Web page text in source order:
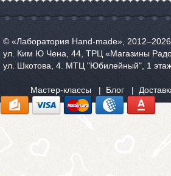
© «Лаборатория Hand-made», 2012‒2026
ул. Ким Ю Чена, 44, ТРЦ «Магазины
ул. Шкотова, 4. МТЦ "Юбилейный", 1
Мастер-классы Блог